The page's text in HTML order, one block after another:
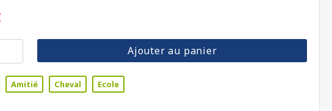
Ajouter au panier
Amitié Cheval Ecole